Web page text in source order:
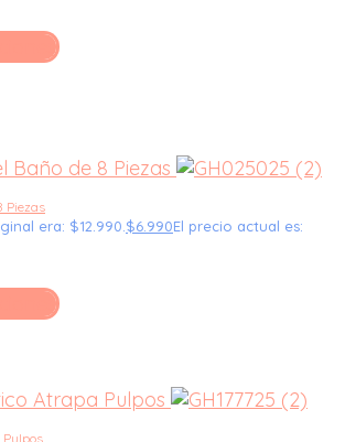
Piezas
era: $12.990. $6.990El precio actual es: